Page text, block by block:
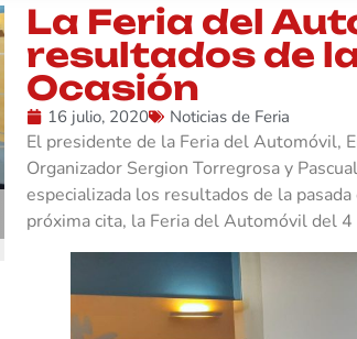
La Feria del
resultados de
Ocasión
16 julio, 2020 Noticias de Feria
El presidente de la Feria del Automóvil,
Organizador Sergion Torregrosa y
especializada los resultados de la
próxima cita, la Feria del Automóvil del